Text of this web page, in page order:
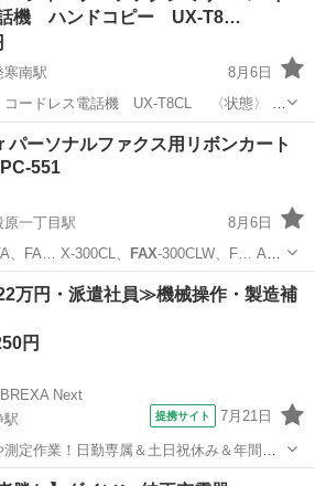
機 ハンドコピー UX-T8…
寒南駅
8月6日
レス電話機 UX-T8CL 〈状態〉 リ
。 動作確認済みです。 子機
の充電池は欠品しています。 ファックスの印字が薄いです。...
駅 電話、ＦＡＸ 感熱紙
パーソナルファクス用リボンカート
551
原一丁目駅
8月6日
、FA… X-300CL、 FAX-300CLW、F… AX-
AX-KJBCL、FAX-310TA、FA… X-
丁目駅 その他 FAX
万円・派遣社員≫機械操作・製造補
円
Next
駅
提携サイト 7月21日
定作業！日勤専属＆土日祝休み＆年間休
作業★マイカー通勤OK＆無料駐車場あり
静駅 その他